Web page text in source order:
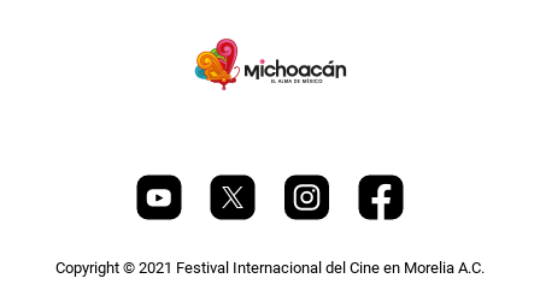
Copyright © 2021 Festival Internacional del Cine en Morelia A.C.